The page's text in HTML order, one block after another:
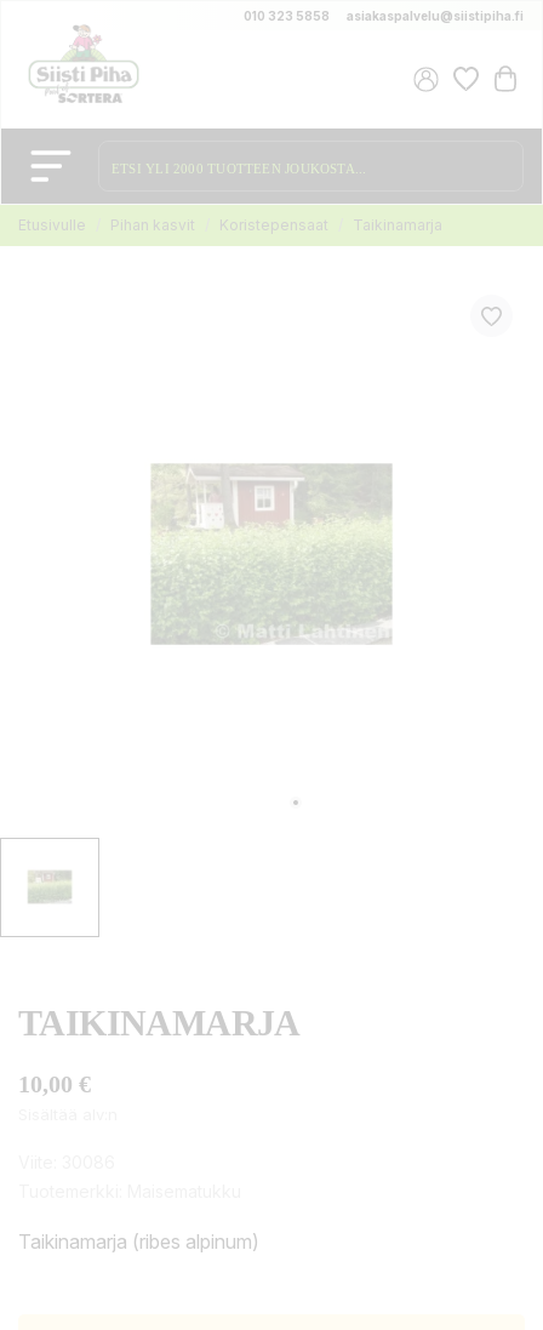
010 323 5858 asiakaspalvelu@siistipiha.fi
Etusivulle Pihan kasvit Koristepensaat Taikinamarja
TAIKINAMARJA
10,00 €
Taikinamarja (ribes alpinum)